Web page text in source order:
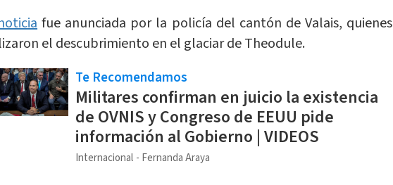
fue anunciada por la policía del cantón de Valais, quienes
el descubrimiento en el glaciar de Theodule.
Te Recomendamos
Militares confirman en juicio la existencia
de OVNIS y Congreso de EEUU pide
información al Gobierno | VIDEOS
Internacional Fernanda Araya